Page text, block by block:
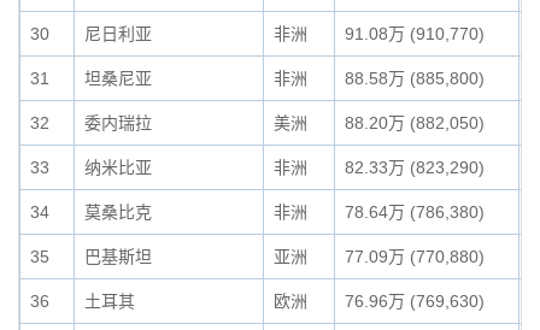
30 尼日利亚 非洲 91.08万 (910,770)
31 坦桑尼亚 非洲 88.58万 (885,800)
32 委内瑞拉 美洲 88.20万 (882,050)
33 纳米比亚 非洲 82.33万 (823,290)
34 莫桑比克 非洲 78.64万 (786,380)
35 巴基斯坦 亚洲 77.09万 (770,880)
36 土耳其 欧洲 76.96万 (769,630)